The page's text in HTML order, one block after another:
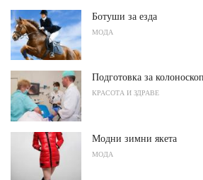
Ботуши за езда
МОДА
Подготовка за
КРАСОТА И ЗДРАВЕ
Модни зимни якета
МОДА